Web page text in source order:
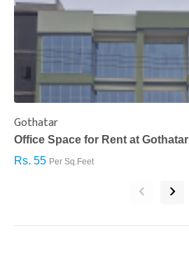
Gothatar
Office Space for Rent at Gothatar
Rs. 55 Per Sq.Feet
‹ ›